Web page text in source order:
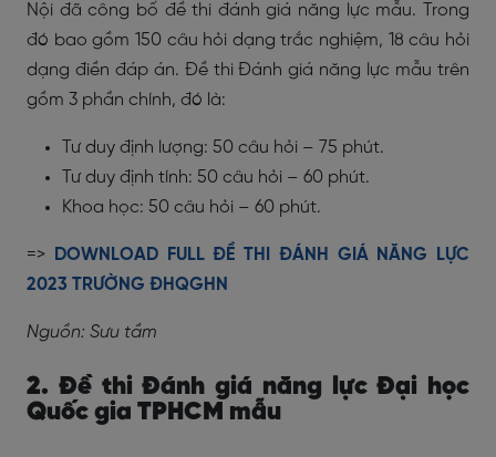
Nội đã công bố đề thi đánh giá năng lực mẫu. Trong
đó bao gồm 150 câu hỏi dạng trắc nghiệm, 18 câu hỏi
dạng điền đáp án. Đề thi Đánh giá năng lực mẫu trên
gồm 3 phần chính, đó là:
Tư duy định lượng: 50 câu hỏi – 75 phút.
Tư duy định tính: 50 câu hỏi – 60 phút.
Khoa học: 50 câu hỏi – 60 phút.
=>
DOWNLOAD FULL ĐỀ THI ĐÁNH GIÁ NĂNG LỰC
2023 TRƯỜNG ĐHQGHN
Nguồn: Sưu tầm
2. Đề thi Đánh giá năng lực Đại học
Quốc gia TPHCM mẫu